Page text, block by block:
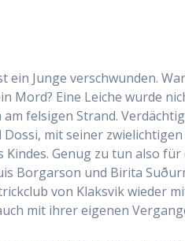
ein Junge verschwunden.
Mord? Eine Leiche wurde
am felsigen Strand.
Dossi, mit seiner
Kindes. Genug zu tun also
Borgarson und Birita
von Klaksvik wieder
mit ihrer eigenen